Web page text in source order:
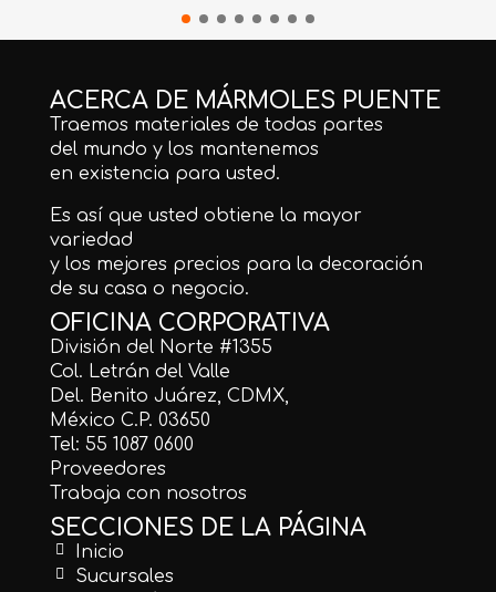
ACERCA DE MÁRMOLES PUENTE
Traemos materiales de todas partes
del mundo y los mantenemos
en existencia para usted.
Es así que usted obtiene la mayor
variedad
y los mejores precios para la decoración
de su casa o negocio.
OFICINA CORPORATIVA
División del Norte #1355
Col. Letrán del Valle
Del. Benito Juárez, CDMX,
México C.P. 03650
Tel: 55 1087 0600
Proveedores
Trabaja con nosotros
SECCIONES DE LA PÁGINA
Inicio
Sucursales